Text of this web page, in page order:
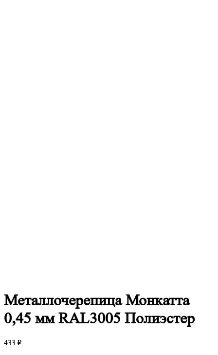
МеталлочерепицаМонкатта
0,45 мм RAL3005 Полиэстер
433 ₽